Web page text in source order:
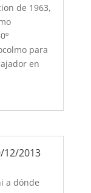
de 1963,
para
en
12/2013
a dónde